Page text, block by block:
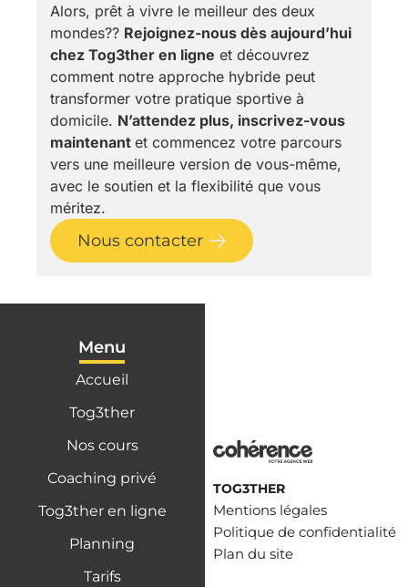
Alors, prêt à vivre le meilleur des deux
mondes?? Rejoignez-nous dès aujourd’hui
chez Tog3ther en ligne et découvrez
comment notre approche hybride peut
transformer votre pratique sportive à
domicile. N’attendez plus, inscrivez-vous
maintenant et commencez votre parcours
vers une meilleure version de vous-même,
avec le soutien et la flexibilité que vous
méritez.
Nous contacter
Menu
Accueil
Tog3ther
Nos cours
Coaching privé
Tog3ther en ligne
Planning
Tarifs
TOG3THER
Mentions légales
Politique de confidentialité
Plan du site